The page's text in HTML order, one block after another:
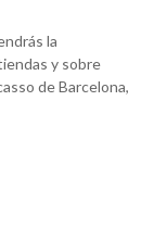
la
y sobre
de Barcelona,